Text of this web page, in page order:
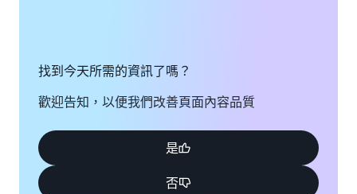
⦁ SCTE-20+Embedded
⦁ SMI
⦁ SMPTE-TT
⦁ SRT
⦁ Teletext
⦁ TTML
- 自適應量化
⦁ 機器學習驅動的自動自適應量化模式
- 插入/回應 AFD
- 場景變化偵測
- 最小 I-Frame 間隔
- 強制交錯模式
找到今天所需的資訊了嗎？
歡迎告知，以便我們改善頁面內容品質
是
否